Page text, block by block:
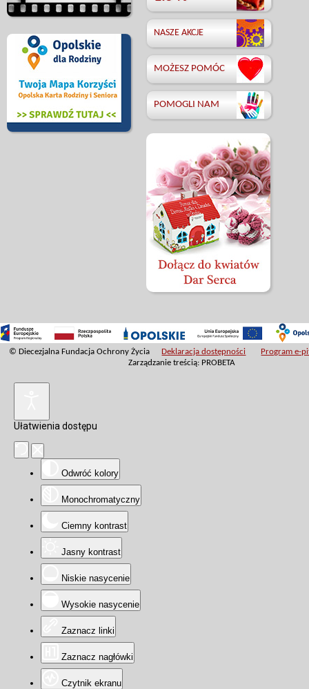
NASZE AKCJE
MOŻESZ POMÓC
POMOGLI NAM
© Diecezjalna Fundacja Ochrony Życia Deklaracja dostępności
Program e-
Zarządzanie treścią: PROBETA
Ułatwienia dostępu
Odwróć kolory
Monochromatyczny
Ciemny kontrast
Jasny kontrast
Niskie nasycenie
Wysokie nasycenie
Zaznacz linki
Zaznacz nagłówki
Czytnik ekranu